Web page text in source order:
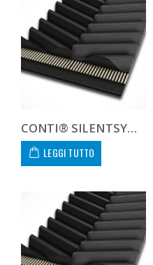
CONTI® SILENTSYNC P-1000
LEGGI TUTTO